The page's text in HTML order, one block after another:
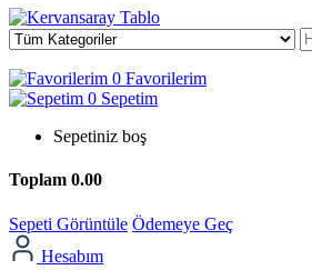
0 Favorilerim
0 Sepetim
Sepetiniz boş
Toplam 0.00
Sepeti Görüntüle Ödemeye Geç
Hesabım